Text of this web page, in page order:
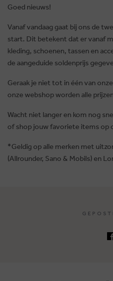
Goed nieuws!
Vanaf vandaag gaat bij ons de
start. Dit betekent dat er vanaf
kleding, schoenen, tassen en
de aangeduide soldenprijs
Geraak je niet tot in één van
onze webshop worden alle
Wacht niet langer en kom nog
of shop jouw favoriete items op
*Geldig op alle merken met
(Allrounder, Sano & Mobils) en